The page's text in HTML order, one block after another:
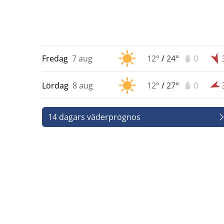
Fredag 7 aug 12° /24° 0
Lördag 8 aug 12° /27° 0
14 dagars väderprognos